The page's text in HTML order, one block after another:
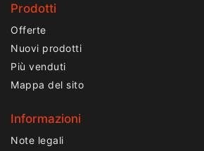
Prodotti
Offerte
Nuovi prodotti
Più venduti
Mappa del sito
Informazioni
Note legali